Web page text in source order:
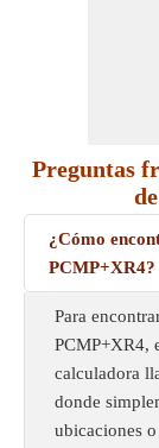
Preguntas
¿Cómo
PCMP+XR4?
Para
PCMP+XR4,
calculadora
donde
ubicaciones